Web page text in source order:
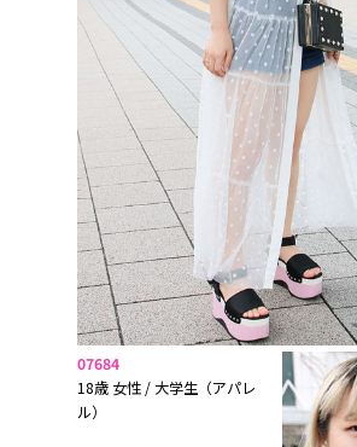
07684
18歳 女性 / 大学生（アパレ
ル）